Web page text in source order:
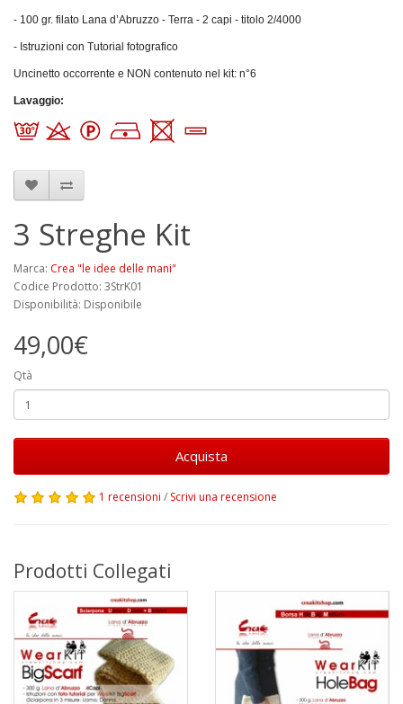
- 100 gr. filato Lana d’Abruzzo - Terra - 2 capi - titolo 2/4000
- Istruzioni con Tutorial fotografico
Uncinetto occorrente e NON contenuto nel kit: n°6
Lavaggio:
3 Streghe Kit
Marca: Crea "le idee delle mani"
Codice Prodotto: 3StrK01
Disponibilità: Disponibile
49,00€
Qtà
Acquista
1 recensioni / Scrivi una recensione
Prodotti Collegati